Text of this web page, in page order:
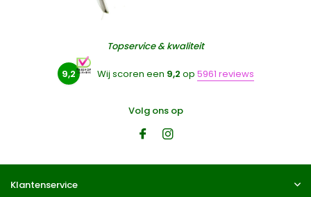
Topservice & kwaliteit
9,2 Wij scoren een 9,2 op 5961 reviews
Volg ons op
Klantenservice